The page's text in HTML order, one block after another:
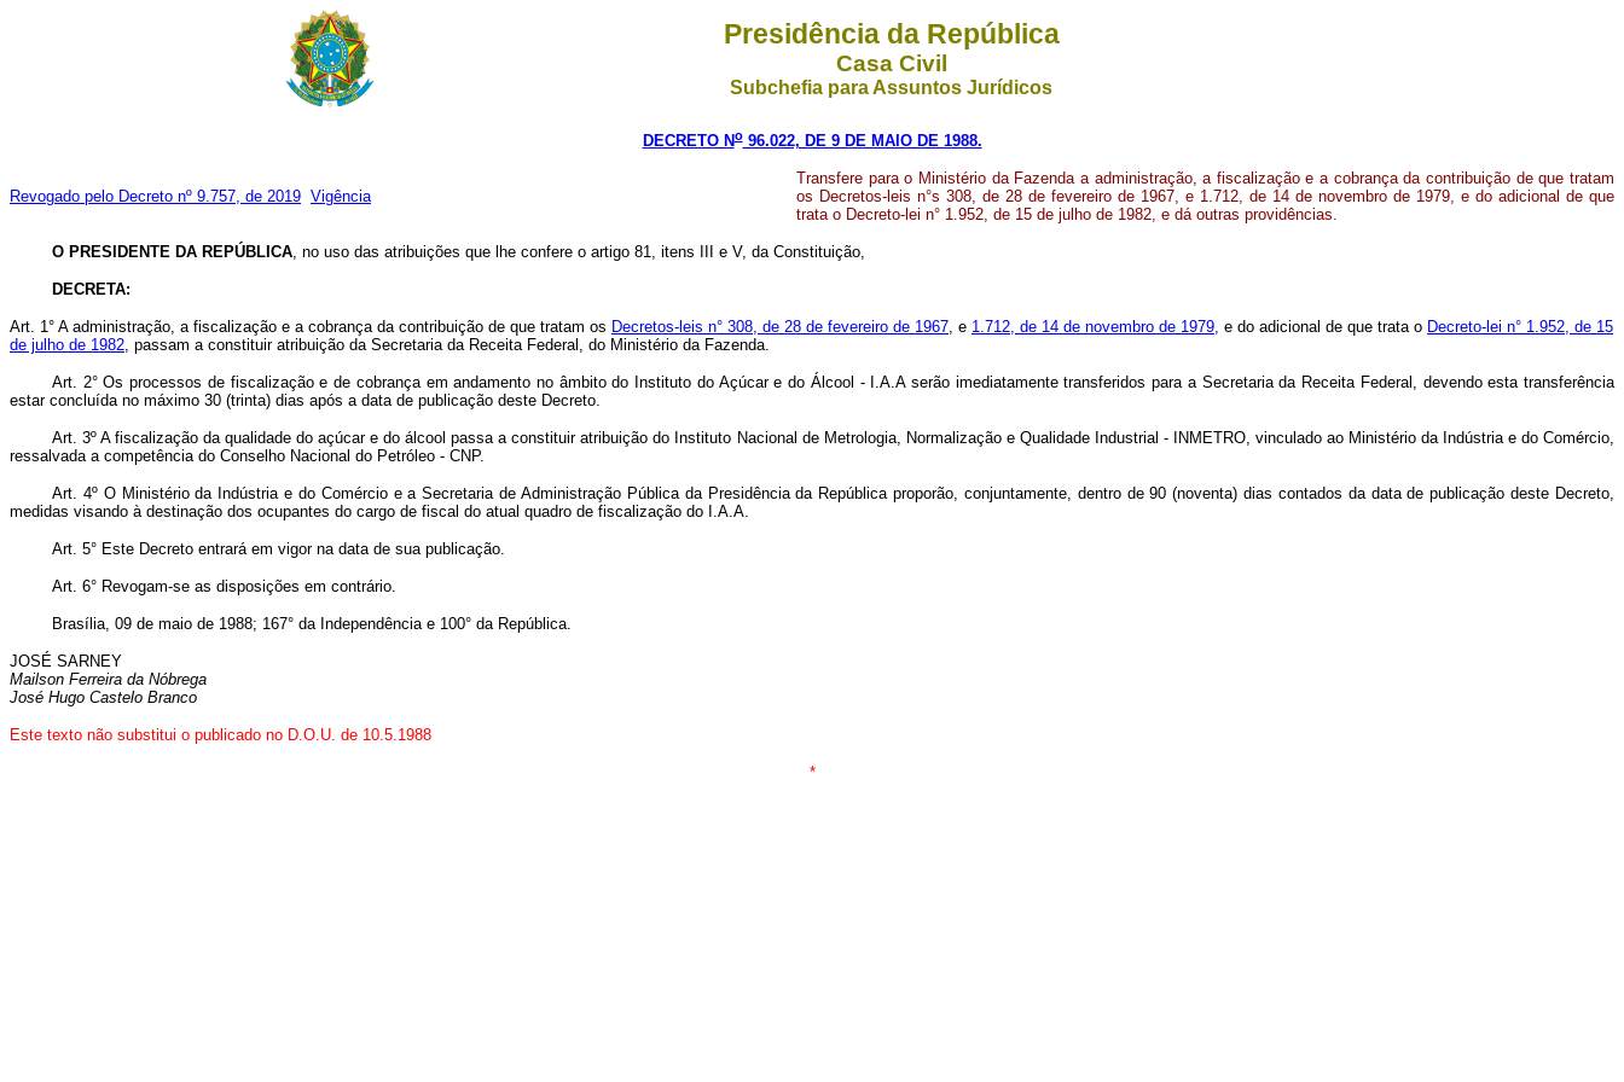
Presidência da República
Casa Civil
Subchefia para Assuntos Jurídicos
DECRETO No96.022, DE 9 DE MAIO DE 1988.
Revogado pelo Decreto nº 9.757, de 2019 Vigência
Transfere para o Ministério da Fazenda a administração, a fiscalização e a cobrança da contribuição de que tratam
os Decretos-leis n°s 308, de 28 de fevereiro de 1967, e 1.712, de 14 de novembro de 1979, e do adicional de que
trata o Decreto-lei n° 1.952, de 15 de julho de 1982, e dá outras providências.
O PRESIDENTE DA REPÚBLICA, no uso das atribuições que lhe confere o artigo 81, itens III e V, da Constituição,
DECRETA:
Art. 1° A administração, a fiscalização e a cobrança da contribuição de que tratam os Decretos-leis n° 308, de 28 de fevereiro de 1967, e 1.712, de 14 de novembro de 1979, e do adicional de que trata o Decreto-lei n° 1.952, de 15
de julho de 1982, passam a constituir atribuição da Secretaria da Receita Federal, do Ministério da Fazenda.
Art. 2° Os processos de fiscalização e de cobrança em andamento no âmbito do Instituto do Açúcar e do Álcool - I.A.A serão imediatamente transferidos para a Secretaria da Receita Federal, devendo esta transferência
estar concluída no máximo 30 (trinta) dias após a data de publicação deste Decreto.
Art. 3º A fiscalização da qualidade do açúcar e do álcool passa a constituir atribuição do Instituto Nacional de Metrologia, Normalização e Qualidade Industrial - INMETRO, vinculado ao Ministério da Indústria e do Comércio,
ressalvada a competência do Conselho Nacional do Petróleo - CNP.
Art. 4º O Ministério da Indústria e do Comércio e a Secretaria de Administração Pública da Presidência da República proporão, conjuntamente, dentro de 90 (noventa) dias contados da data de publicação deste Decreto,
medidas visando à destinação dos ocupantes do cargo de fiscal do atual quadro de fiscalização do I.A.A.
Art. 5° Este Decreto entrará em vigor na data de sua publicação.
Art. 6° Revogam-se as disposições em contrário.
Brasília, 09 de maio de 1988; 167° da Independência e 100° da República.
JOSÉ SARNEY
Mailson Ferreira da Nóbrega
José Hugo Castelo Branco
Este texto não substitui o publicado no D.O.U. de 10.5.1988
*